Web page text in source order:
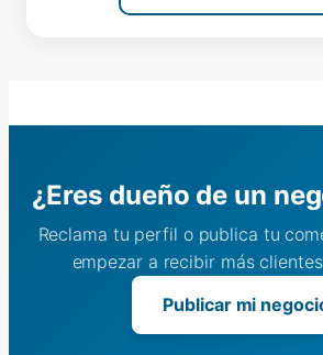
¿Eres dueño de un
Reclama tu perfil o publica tu
empezar a recibir más
Publicar mi